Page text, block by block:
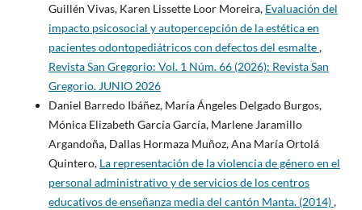
Guillén Vivas, Karen Lissette Loor Moreira, Evaluación del
impacto psicosocial y autopercepción de la estética en
pacientes odontopediátricos con defectos del esmalte,
Revista San Gregorio: Vol. 1 Núm. 66 (2026): Revista San
Gregorio. JUNIO 2026
Daniel Barredo Ibáñez, María Ángeles Delgado Burgos,
Mónica Elizabeth García García, Marlene Jaramillo
Argandoña, Dallas Hormaza Muñoz, Ana María Ortolá
Quintero, La representación de la violencia de género en el
personal administrativo y de servicios de los centros
educativos de enseñanza media del cantón Manta. (2014),